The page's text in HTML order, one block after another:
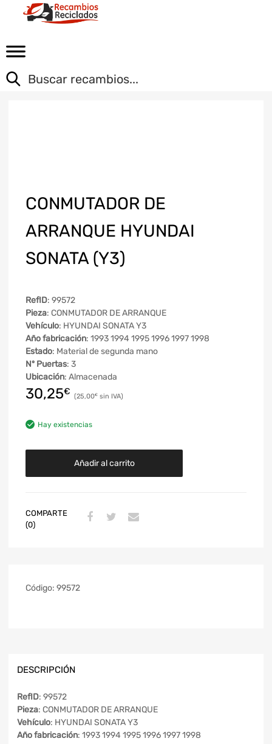
CONMUTADOR DE
ARRANQUE HYUNDAI
SONATA (Y3)
RefID: 99572
Pieza: CONMUTADOR DE ARRANQUE
Vehículo: HYUNDAI SONATA Y3
Año fabricación: 1993 1994 1995 1996 1997 1998
Estado: Material de segunda mano
Nº Puertas: 3
Ubicación: Almacenada
30,25€ 25,00€
Hay existencias
Añadir al carrito
COMPARTE
(0)
Código: 99572
DESCRIPCIÓN
RefID: 99572
Pieza: CONMUTADOR DE ARRANQUE
Vehículo: HYUNDAI SONATA Y3
Año fabricación: 1993 1994 1995 1996 1997 1998